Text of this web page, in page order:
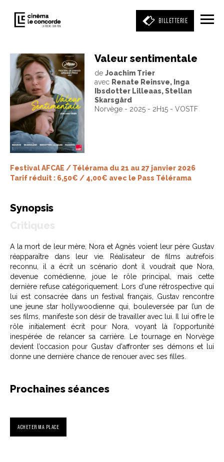
BILLETTERIE
Entrez votre mot clé
(film, réalisateur, acteur, événement)
Valeur sentimentale
de Joachim Trier
avec Renate Reinsve, Inga
Ibsdotter Lilleaas, Stellan
Skarsgård
Norvège - 2025 - 2H15 - VOSTF
Festival AFCAE / Télérama du 21 au 27 janvier 2026
Tarif réduit : 6,50€ / 4,00€ avec le Pass Télérama
Synopsis
A la mort de leur mère, Nora et Agnès voient leur père Gustav
réapparaître dans leur vie. Réalisateur de films autrefois
reconnu, il a écrit un scénario dont il voudrait que Nora,
devenue comédienne, joue le rôle principal, mais cette
dernière refuse catégoriquement. Lors d'une rétrospective qui
lui est consacrée dans un festival français, Gustav rencontre
une jeune star hollywoodienne qui, bouleversée par l’un de
ses films, manifeste son désir de travailler avec lui. Il lui offre le
rôle initialement écrit pour Nora, voyant là l’opportunité
inespérée de relancer sa carrière. Le tournage en Norvège
devient l’occasion pour Gustav d'affronter ses démons et lui
donne une dernière chance de renouer avec ses filles.
Prochaines séances
ACHETER MA PLACE